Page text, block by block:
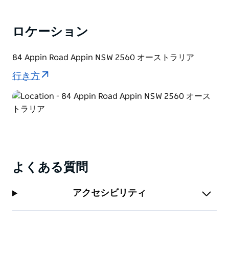
ロケーション
84 Appin Road Appin NSW 2560 オーストラリア
行き方
よくある質問
アクセシビリティ